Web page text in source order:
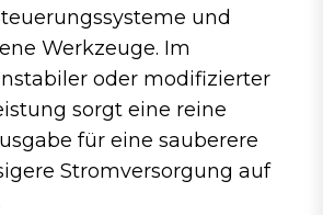
und
Werkzeuge. Im
oder modifizierter
sorgt eine reine
für eine sauberere
Stromversorgung auf